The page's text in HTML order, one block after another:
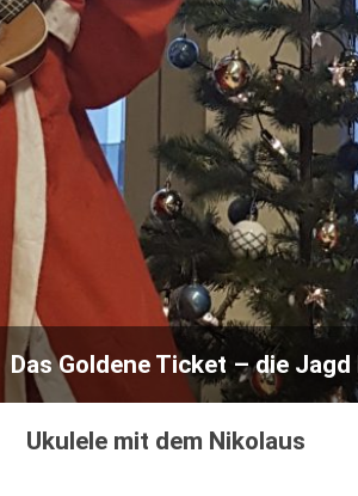
Das Goldene Ticket – die
Ukulele mit dem Nikolaus